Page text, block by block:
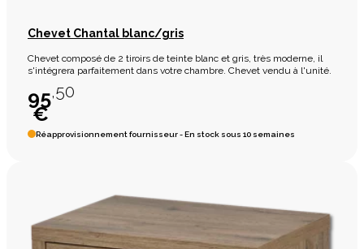
Chevet Chantal blanc/gris
Chevet composé de 2 tiroirs de teinte blanc et gris, très moderne, il
s'intégrera parfaitement dans votre chambre. Chevet vendu à l'unité.
95,50
€
Réapprovisionnement fournisseur - En stock sous 10 semaines